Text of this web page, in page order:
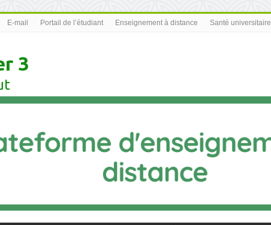
E-mail Portail de l’étudiant Enseignement à distance Santé universitaire
3